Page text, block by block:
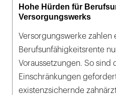
Hohe Hürden für
Versorgungswerks
Versorgungswerke zahlen
Berufsunfähigkeitsrente
Voraussetzungen. So sind
Einschränkungen
existenzsichernde